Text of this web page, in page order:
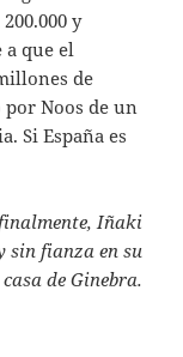
y
a que el
de
Noos de un
Si España es
Iñaki
sin fianza en su
casa de Ginebra.